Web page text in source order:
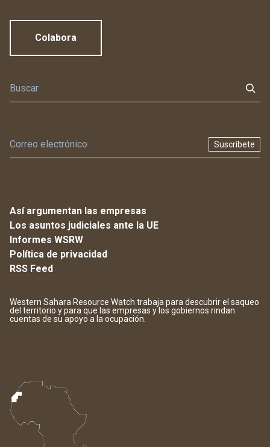
Colabora
Suscríbete
Así argumentan las empresas
Los asuntos judiciales ante la UE
Informes WSRW
Política de privacidad
RSS Feed
Western Sahara Resource Watch trabaja para descubrir el saqueo
del territorio y para que las empresas y los gobiernos rindan
cuentas de su apoyo a la ocupación.